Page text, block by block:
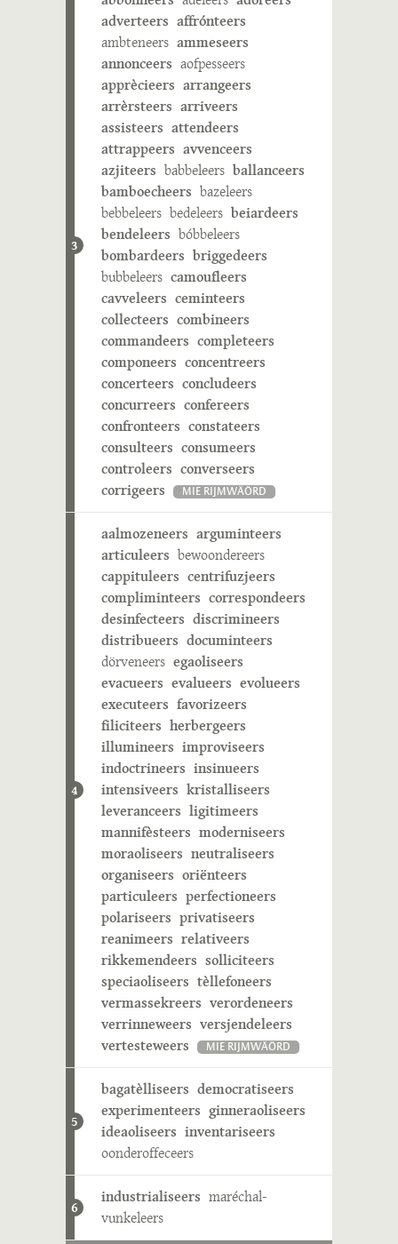
3
adverteers affrónteers
ambteneers ammeseers
annonceers aofpesseers
apprècieers arrangeers
arrèrsteers arriveers
assisteers attendeers
attrappeers avvenceers
azjiteers babbeleers ballanceers
bamboecheers bazeleers
bebbeleers bedeleers beiardeers
bendeleers bóbbeleers
bombardeers briggedeers
bubbeleers camoufleers
cavveleers ceminteers
collecteers combineers
commandeers completeers
componeers concentreers
concerteers concludeers
concurreers confereers
confronteers constateers
consulteers consumeers
controleers converseers
corrigeers
MIE RIJMWÄÖRD
4
aalmozeneers arguminteers
articuleers bewoondereers
cappituleers centrifuzjeers
compliminteers correspondeers
desinfecteers discrimineers
distribueers documinteers
dörveneers egaoliseers
evacueers evalueers evolueers
executeers favorizeers
filiciteers herbergeers
illumineers improviseers
indoctrineers insinueers
intensiveers kristalliseers
leveranceers ligitimeers
mannifèsteers moderniseers
moraoliseers neutraliseers
organiseers oriënteers
particuleers perfectioneers
polariseers privatiseers
reanimeers relativeers
rikkemendeers solliciteers
speciaoliseers tèllefoneers
vermassekreers verordeneers
verrinneweers versjendeleers
vertesteweers
MIE RIJMWÄÖRD
5
bagatèlliseers democratiseers
experimenteers ginneraoliseers
ideaoliseers inventariseers
oonderoffeceers
6
industrialiseers maréchal-
vunkeleers